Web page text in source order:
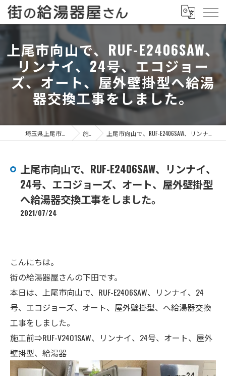
上尾市向山で、RUF-E2406SAW、
リンナイ、24号、エコジョー
ズ、オート、屋外壁掛型へ給湯
器交換工事をしました。
施工事例 上尾市向山で、RUF-E2406SAW、リンナイ、24号、エコジョーズ、オート、屋外壁掛型へ給湯器交換工事をしました。
上尾市向山で、RUF-E2406SAW、リンナイ、
24号、エコジョーズ、オート、屋外壁掛型
へ給湯器交換工事をしました。
2021/07/24
こんにちは。
街の給湯器屋さんの下田です。
本日は、上尾市向山で、RUF-E2406SAW、リンナイ、24
号、エコジョーズ、オート、屋外壁掛型、へ給湯器交換
工事をしました。
施工前⇒RUF-V2401SAW、リンナイ、24号、オート、屋外
壁掛型、給湯器